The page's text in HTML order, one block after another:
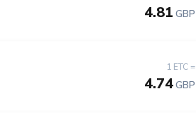
4.81 GBP
1 ETC =
4.74GBP